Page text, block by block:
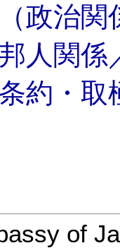
政治関
人関
約・取
of